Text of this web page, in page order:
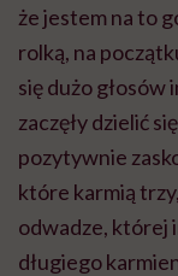
że jestem na to
rolką, na
się dużo głosów
zaczęły dzielić
pozytywnie
które karmią
odwadze, której
długiego